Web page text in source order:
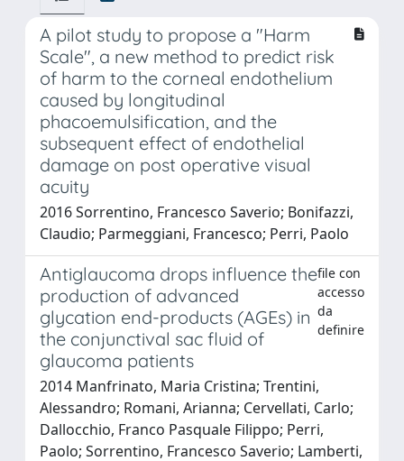
A pilot study to propose a "Harm
Scale", a new method to predict risk
of harm to the corneal endothelium
caused by longitudinal
phacoemulsification, and the
subsequent effect of endothelial
damage on post operative visual
acuity
2016 Sorrentino, Francesco Saverio; Bonifazzi,
Claudio; Parmeggiani, Francesco; Perri, Paolo
Antiglaucoma drops influence the
production of advanced
glycation end-products (AGEs) in
the conjunctival sac fluid of
glaucoma patients
file con
accesso
da
definire
2014 Manfrinato, Maria Cristina; Trentini,
Alessandro; Romani, Arianna; Cervellati, Carlo;
Dallocchio, Franco Pasquale Filippo; Perri,
Paolo; Sorrentino, Francesco Saverio; Lamberti,